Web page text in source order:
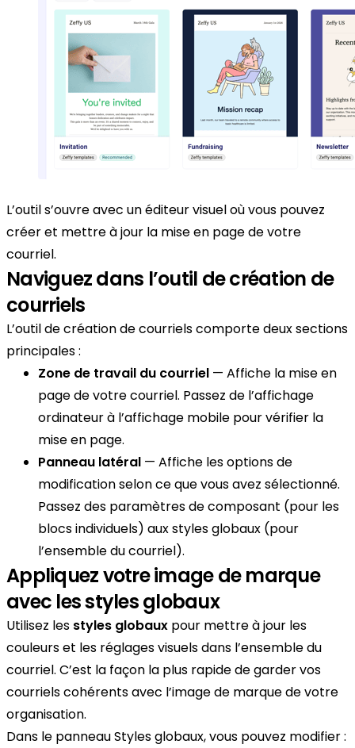
L’outil s’ouvre avec un éditeur visuel où vous pouvez
créer et mettre à jour la mise en page de votre
courriel.
Naviguez dans l’outil de création de
courriels
L’outil de création de courriels comporte deux sections
principales :
Zone de travail du courriel — Affiche la mise en
page de votre courriel. Passez de l’affichage
ordinateur à l’affichage mobile pour vérifier la
mise en page.
Panneau latéral — Affiche les options de
modification selon ce que vous avez sélectionné.
Passez des paramètres de composant (pour les
blocs individuels) aux styles globaux (pour
l’ensemble du courriel).
Appliquez votre image de marque
avec les styles globaux
Utilisez les styles globaux pour mettre à jour les
couleurs et les réglages visuels dans l’ensemble du
courriel. C’est la façon la plus rapide de garder vos
courriels cohérents avec l’image de marque de votre
organisation.
Dans le panneau Styles globaux, vous pouvez modifier :